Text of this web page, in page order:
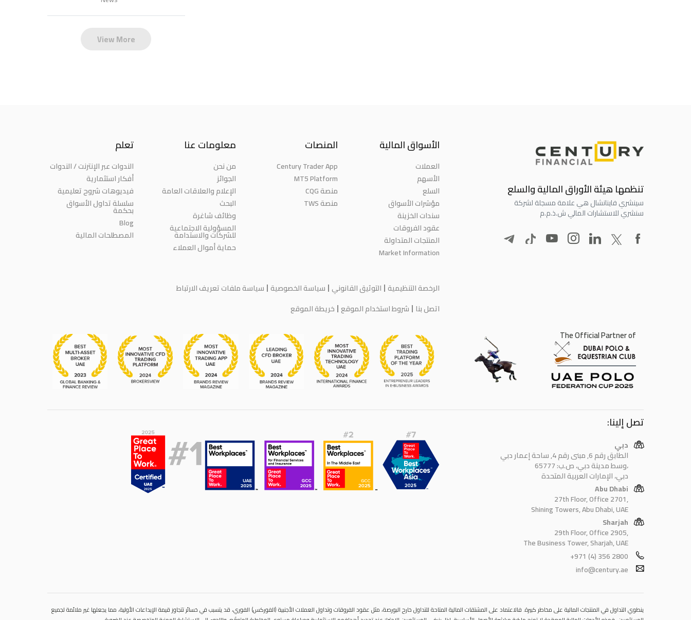
View More
تنظمها هيئة الأوراق المالية والسلع
سينشري فاينانشال هي علامة مسجلة لشركة
سنشري للاستشارات المالي ش.ذ.م.م
الأسواق المالية
العملات
الأسهم
السلع
مؤشرات الأسواق
سندات الخزينة
عقود الفروقات
المنتجات المتداولة
Market Information
المنصات
Century Trader App
MT5 Platform
منصة CQG
منصة TWS
معلومات عنا
من نحن
الجوائز
الإعلام والعلاقات العامة
البحث
وظائف شاغرة
المسؤولية الاجتماعية
للشركات والاستدامة
حماية أموال العملاء
تعلم
الندوات عبر الإنترنت / الندوات
أفكار استثمارية
فيديوهات شروح تعليمية
سلسلة تداول الأسواق
بحكمة
Blog
المصطلحات المالية
الرخصة التنظيمية التوثيق القانوني سياسة الخصوصية سياسة ملفات تعريف الارتباط
اتصل بنا شروط استخدام الموقع خريطة الموقع
The Official Partner of
تصل إلينا:
دبي
الطابق رقم 6, مبنى رقم 4, ساحة إعمار دبي
وسط مدينة دبي، ص.ب: 65777،
دبي، الإمارات العربية المتحدة
Abu Dhabi
27th Floor, Office 2701,
Shining Towers, Abu Dhabi, UAE
Sharjah
29th Floor, Office 2905,
The Business Tower, Sharjah, UAE
+971 (4) 356 2800
info@century.ae
ينطوي التداول في المنتجات المالية على مخاطر كبيرة. فالاعتماد على المشتقات المالية المتاحة للتداول خارح البورصة، مثل عقود الفروقات وتداول العملات الأجنبية (الفوركس) الفوري، قد يتسبب في خسائر تتجاوز قيمة الإيداعات الأولية، مما يجعلها غير ملائمة لجميع